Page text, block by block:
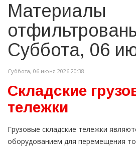
Материалы
Суббота, 06
Суббота, 06 июня 2026 20:38
Складские
тележки
Грузовые складские тележки
оборудованием для перемещения